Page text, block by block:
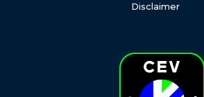
Disclaimer